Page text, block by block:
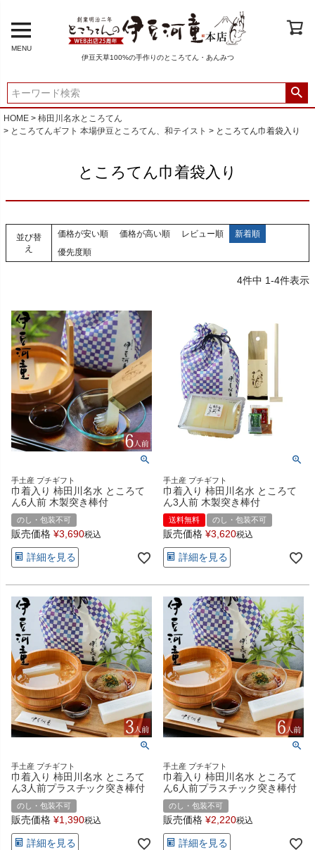
MENU
伊豆天草100%の手作りのところてん・あんみつ
HOME
柿田川名水ところてん
ところてんギフト 本場伊豆ところてん、和テイスト
ところてん巾着袋入り
ところてん巾着袋入り
並び替
え
価格が安い順 価格が高い順 レビュー順
新着順
優先度順
4件中 1-4件表示
手土産 プチギフト
巾着入り 柿田川名水 ところて
ん6人前 木製突き棒付
のし・包装不可
販売価格 ¥3,690税込
詳細を見る
手土産 プチギフト
巾着入り 柿田川名水 ところて
ん3人前 木製突き棒付
送料無料 のし・包装不可
販売価格 ¥3,620税込
詳細を見る
手土産 プチギフト
巾着入り 柿田川名水 ところて
ん3人前プラスチック突き棒付
のし・包装不可
販売価格 ¥1,390税込
詳細を見る
手土産 プチギフト
巾着入り 柿田川名水 ところて
ん6人前プラスチック突き棒付
のし・包装不可
販売価格 ¥2,220税込
詳細を見る